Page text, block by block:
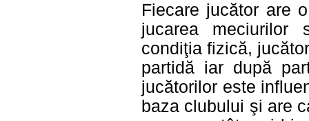
Fiecare jucător are
jucarea meciurilor
condiţia fizică,
partidă iar după
jucătorilor este
baza clubului şi are